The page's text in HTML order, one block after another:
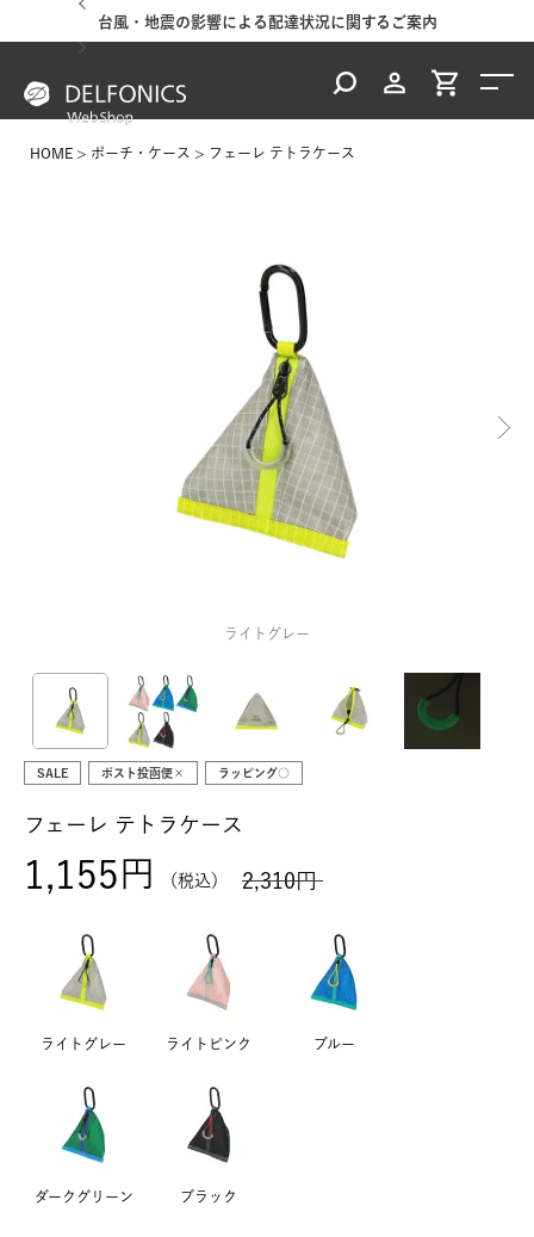
台風・地震の影響による配達状況に関するご案内
HOME ポーチ・ケース フェーレ テトラケース
ライトグレー
SALE ポスト投函便× ラッピング○
フェーレ テトラケース
2,310
1,155 税込
ライトグレー ライトピンク ブルー
ダークグリーン ブラック